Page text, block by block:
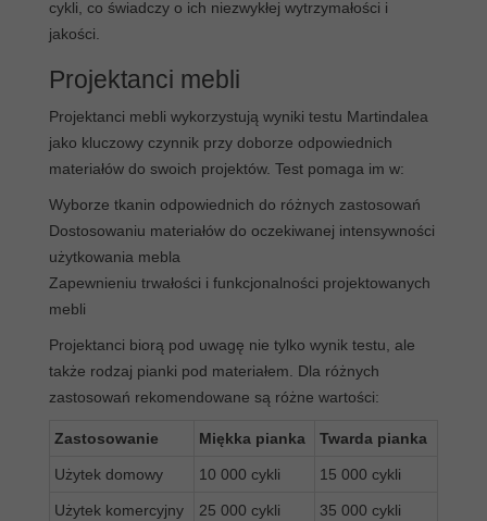
cykli, co świadczy o ich niezwykłej wytrzymałości i
jakości.
Projektanci mebli
Projektanci mebli wykorzystują wyniki testu Martindalea
jako kluczowy czynnik przy doborze odpowiednich
materiałów do swoich projektów. Test pomaga im w:
Wyborze tkanin odpowiednich do różnych zastosowań
Dostosowaniu materiałów do oczekiwanej intensywności
użytkowania mebla
Zapewnieniu trwałości i funkcjonalności projektowanych
mebli
Projektanci biorą pod uwagę nie tylko wynik testu, ale
także rodzaj pianki pod materiałem. Dla różnych
zastosowań rekomendowane są różne wartości:
Zastosowanie Miękka pianka Twarda pianka
Użytek domowy 10 000 cykli 15 000 cykli
Użytek komercyjny 25 000 cykli 35 000 cykli